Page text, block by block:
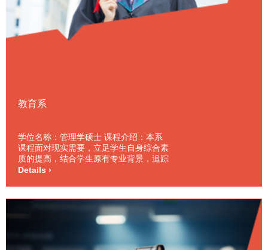
教育系
学位名称：管理学硕士 课程介绍：本系
课程面对现实需要，立足学生自身综合素
质的提高，结合学生原有专业背景，追踪
宏观与微观人力资源开发趋势，开设大量
整课时安排。此外，学生在本系还可以获
得学习法语，德语，英语的机会。
Details ›